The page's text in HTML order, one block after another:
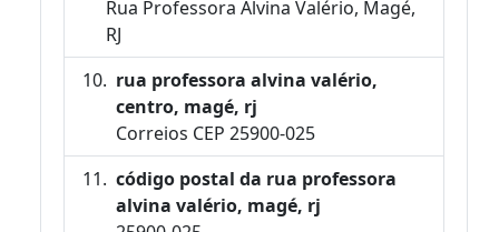
Rua Professora Alvina Valério, Magé,
RJ
rua professora alvina valério,
centro, magé, rj
Correios CEP 25900-025
código postal da rua professora
alvina valério, magé, rj